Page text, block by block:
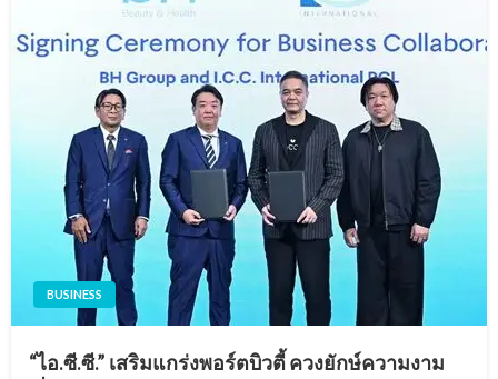
BUSINESS
“ไอ.ซี.ซี.” เสริมแกร่งพอร์ตบิวตี้ ควงยักษ์ความงาม